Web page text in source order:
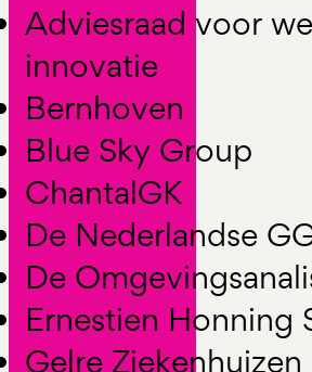
Adviesraad voor
innovatie
Bernhoven
Blue Sky Group
ChantalGK
De Nederlandse
De
Ernestien Honning
Gelre Ziekenhuizen